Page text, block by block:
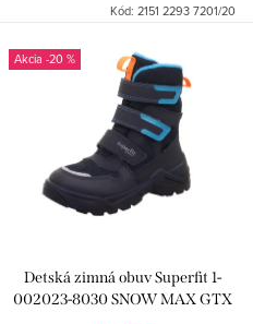
Kód: 2151 2293 7201/20
-20 %
Detská zimná obuv Superfit 1-
002023-8030 SNOW MAX GTX